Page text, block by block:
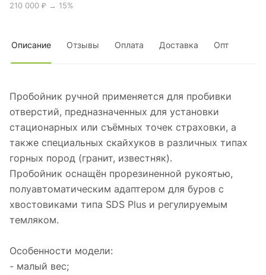
210 000 ₽ → 15%
Описание Отзывы Оплата Доставка Опт
Пробойник ручной применяется для пробивки
отверстий, предназначенных для установки
стационарных или съёмных точек страховки, а
также специальных скайхуков в различных типах
горных пород (гранит, известняк).
Пробойник оснащён прорезиненной рукоятью,
полуавтоматическим адаптером для буров c
хвостовиками типа SDS Plus и регулируемым
темляком.
Особенности модели:
- малый вес;